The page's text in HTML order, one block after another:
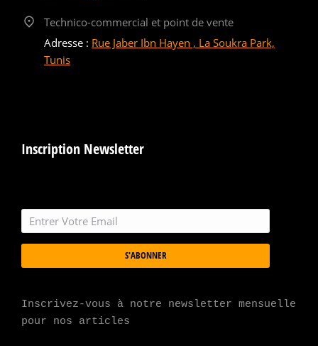
Technico-commercial et point de vente
Adresse : Rue Jaber Ibn Hayen , La Soukra Park,
Tunis
Inscription Newsletter
S'ABONNER
Inscrivez-vous à notre newsletter mensuelle
pour nos articles